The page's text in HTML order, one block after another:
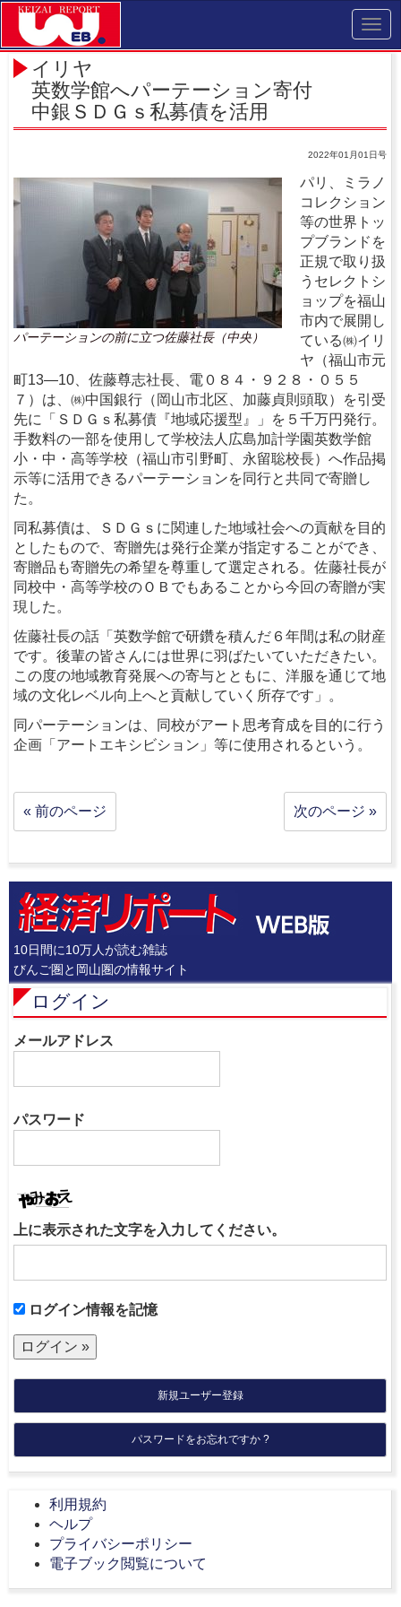
イリヤ
英数学館へパーテーション寄付
中銀ＳＤＧｓ私募債を活用
2022年01月01日号
パーテーションの前に立つ佐藤社長（中央）
パリ、ミラノ
コレクション
等の世界トッ
プブランドを
正規で取り扱
うセレクトシ
ョップを福山
市内で展開し
ている㈱イリ
ヤ（福山市元
町13―10、佐藤尊志社長、電０８４・９２８・０５５
７）は、㈱中国銀行（岡山市北区、加藤貞則頭取）を引受
先に「ＳＤＧｓ私募債『地域応援型』」を５千万円発行。
手数料の一部を使用して学校法人広島加計学園英数学館
小・中・高等学校（福山市引野町、永留聡校長）へ作品掲
示等に活用できるパーテーションを同行と共同で寄贈し
た。
同私募債は、ＳＤＧｓに関連した地域社会への貢献を目的
としたもので、寄贈先は発行企業が指定することができ、
寄贈品も寄贈先の希望を尊重して選定される。佐藤社長が
同校中・高等学校のＯＢでもあることから今回の寄贈が実
現した。
佐藤社長の話「英数学館で研鑽を積んだ６年間は私の財産
です。後輩の皆さんには世界に羽ばたいていただきたい。
この度の地域教育発展への寄与とともに、洋服を通じて地
域の文化レベル向上へと貢献していく所存です」。
同パーテーションは、同校がアート思考育成を目的に行う
企画「アートエキシビション」等に使用されるという。
« 前のページ 次のページ »
10日間に10万人が読む雑誌
びんご圏と岡山圏の情報サイト
ログイン
メールアドレス
パスワード
上に表示された文字を入力してください。
ログイン情報を記憶
新規ユーザー登録
パスワードをお忘れですか ?
利用規約
ヘルプ
プライバシーポリシー
電子ブック閲覧について